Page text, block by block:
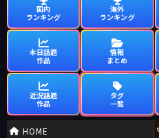
国内
ランキング
海外
ランキング
本日話題
作品
情報
まとめ
近況話題
作品
タグ
一覧
HOME